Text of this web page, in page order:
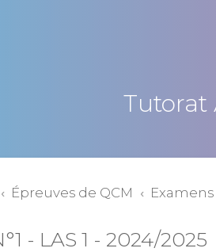
Tutorat
Épreuves de QCM
- LAS 1 - 2024/2025